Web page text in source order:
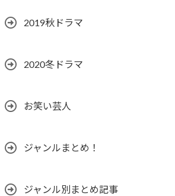
2019秋ドラマ
2020冬ドラマ
お笑い芸人
ジャンルまとめ！
ジャンル別まとめ記事